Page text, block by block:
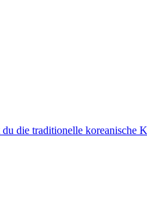
die traditionelle